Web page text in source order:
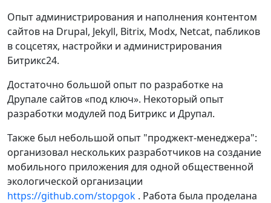
Опыт администрирования и наполнения контентом
сайтов на Drupal, Jekyll, Bitrix, Моdx, Netcat, пабликов
в соцсетях, настройки и администрирования
Битрикс24.
Достаточно большой опыт по разработке на
Друпале сайтов «под ключ». Некоторый опыт
разработки модулей под Битрикс и Друпал.
Также был небольшой опыт "проджект-менеджера":
организовал нескольких разработчиков на создание
мобильного приложения для одной общественной
экологической организации
https://github.com/stopgok . Работа была проделана